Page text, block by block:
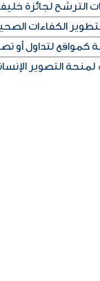
لجائزة خليفة
الكفاءات
كمواقع لتداول أو
لمنحة التصوير